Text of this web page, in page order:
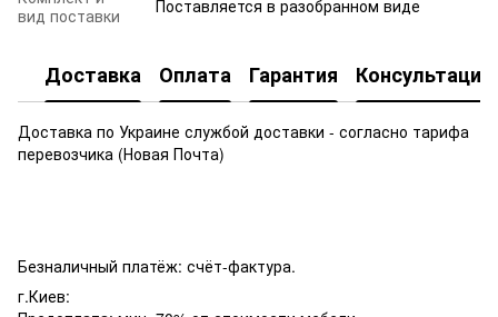
вид поставки
Поставляется в разобранном виде
Доставка Оплата Гарантия Консультация
Доставка по Украине службой доставки - согласно тарифа
перевозчика (Новая Почта)
Безналичный платёж: счёт-фактура.
г.Киев: